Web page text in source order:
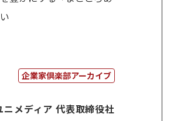
企業家倶楽部アーカイブ
ニメディア 代表取締役社